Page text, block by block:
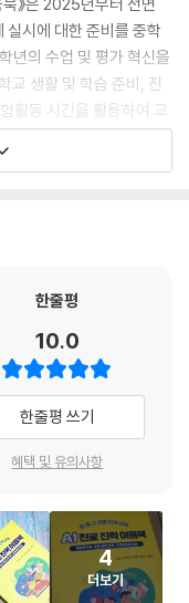
실시에 대한 준비를 중학
년의 수업 및 평가 혁신을
교 생활 및 학습 준비, 진
활동 시간을 활용하여 교
년 2학기에 실시하고, 중
부터 고교학점제가 시행
과목을 통해 기초소양과
대학 계열(학과)을 선택
하는데, 이러한 계획을
다.
(학과) 이해 ▲Ⅵ. 슬기로
미리 보는 고교학점
습니다.
한줄평
10.0
한줄평 쓰기
혜택 및 유의사항
4
더보기